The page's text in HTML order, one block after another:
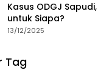
Kasus ODGJ
untuk Siapa?
13/12/2025
Tag